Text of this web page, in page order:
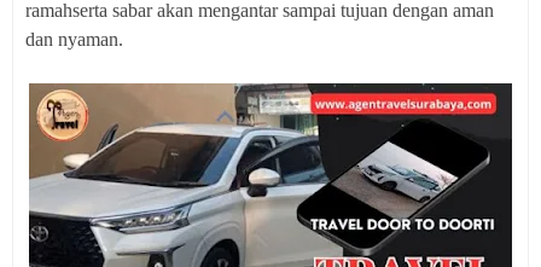
ramahserta sabar akan mengantar sampai tujuan dengan aman
dan nyaman.